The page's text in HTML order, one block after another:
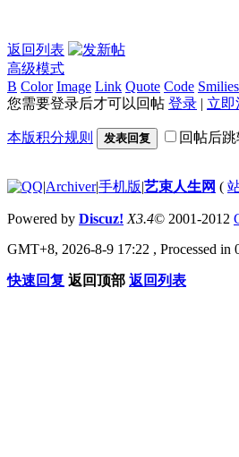
返回列表
高级模式
B Color Image Link Quote Code Smilies
您需要登录后才可以回帖 登录 | 立即
本版积分规则 发表回复 回帖后
|Archiver|手机版|艺束人生网 (
Powered by Discuz! X3.4© 2001-2012
GMT+8, 2026-8-9 17:22 , Processed in
快速回复 返回顶部 返回列表